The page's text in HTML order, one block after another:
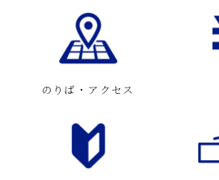
のりば・アクセス